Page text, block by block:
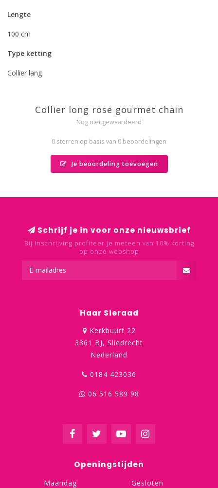
Lengte
100 cm
Type ketting
Collier lang
Collier long rose gourmet chain
Nog niet gewaardeerd
0 sterren op basis van 0 beoordelingen
Je beoordeling toevoegen
Schrijf je in voor onze nieuwsbrief
Bij inschrijving profiteer je meteen van 10% korting
op onze webshop
Haar Sieraad
Kerkbuurt 22
3361 BJ, Sliedrecht
Nederland
0184 423036
06 516 589 98
Openingstijden
Maandag
Gesloten